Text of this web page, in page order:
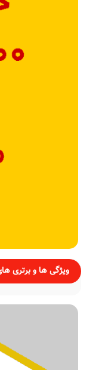
ویژگی ها و برتری